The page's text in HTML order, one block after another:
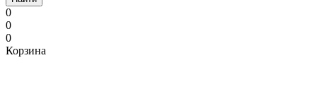
0
0
0
Корзина